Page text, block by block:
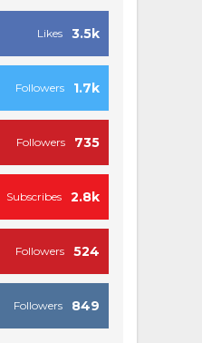
3.5k
Likes
1.7k
Followers
735
Followers
2.8k
Subscribes
524
Followers
849
Followers